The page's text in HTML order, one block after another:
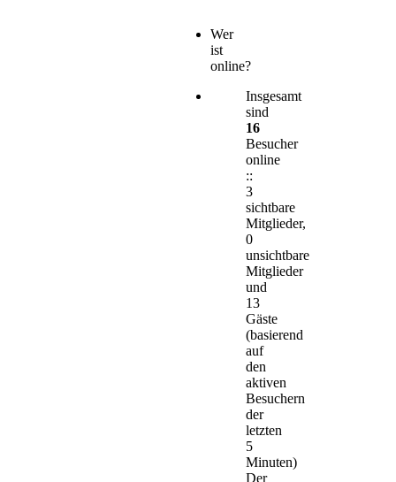
Wer
ist
online?
Insgesamt
sind
16
Besucher
online
::
3
sichtbare
Mitglieder,
0
unsichtbare
Mitglieder
und
13
Gäste
(basierend
auf
den
aktiven
Besuchern
der
letzten
5
Minuten)
Der